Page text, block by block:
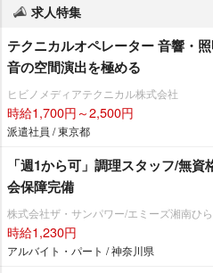
求人特集
テクニカルオペレーター 音響・
音の空間演出を極める
ヒビノメディアテクニカル株式会社
時給1,700円～2,500円
派遣社員 / 東京都
「週1から可」調理スタッフ/無
会保障完備
株式会社ザ・サンパワー/エミーズ湘南ひ
時給1,230円
アルバイト・パート / 神奈川県